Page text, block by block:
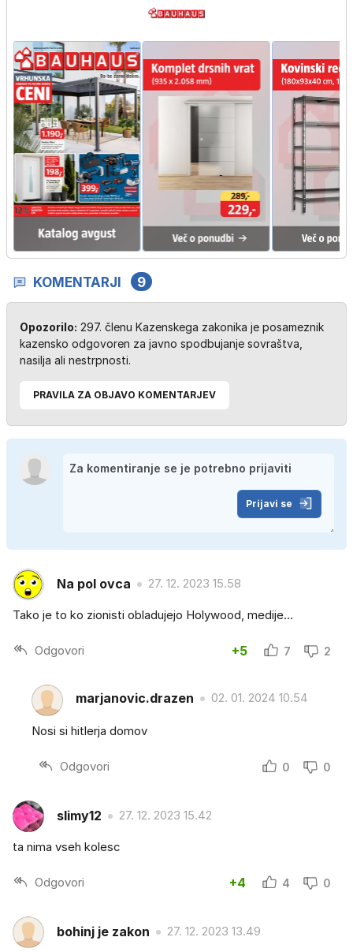
KOMENTARJI 9
Opozorilo: 297. členu Kazenskega zakonika je posameznik
kazensko odgovoren za javno spodbujanje sovraštva,
nasilja ali nestrpnosti.
PRAVILA ZA OBJAVO KOMENTARJEV
Prijavi se
Na pol ovca 27. 12. 2023 15.58
Tako je to ko zionisti obladujejo Holywood, medije...
Odgovori +5 7 2
marjanovic.drazen 02. 01. 2024 10.54
Nosi si hitlerja domov
Odgovori 0 0
slimy12 27. 12. 2023 15.42
ta nima vseh kolesc
Odgovori +4 4 0
bohinj je zakon 27. 12. 2023 13.49